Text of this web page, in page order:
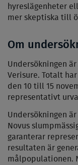
hyreslägenheter
mer skeptiska till
Om
Undersökningen
Verisure. Totalt
den 10 till 15
representativt
Undersökningen
Novus
garanterar
resultaten är
målpopulationen.